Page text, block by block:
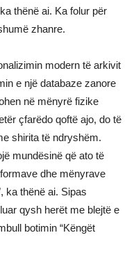
thënë ai. Ka folur për
zhanre.
modern të arkivit
e një databaze zanore
në mënyrë fizike
çfarëdo qoftë ajo, do të
shirita të ndryshëm.
mundësinë që ato të
dhe mënyrave
ka thënë ai. Sipas
qysh herët me blejtë e
botimin “Këngët